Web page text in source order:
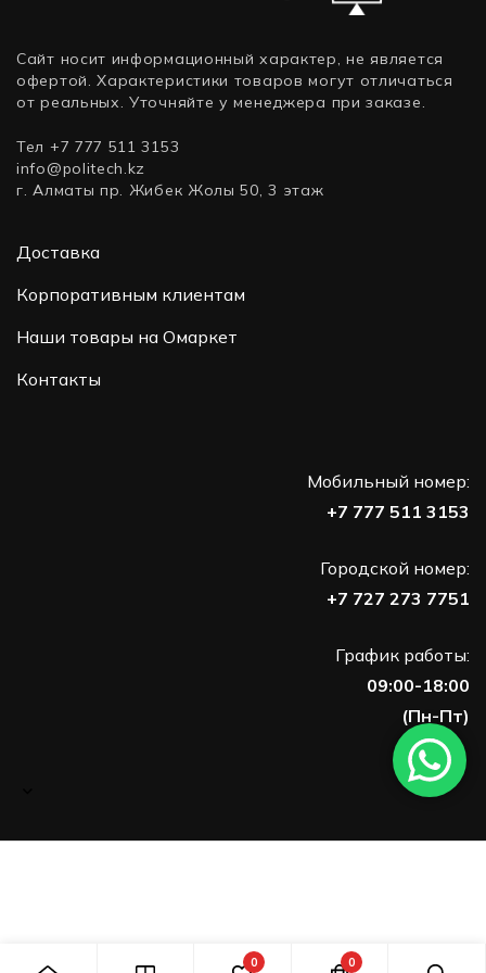
Сайт носит информационный характер, не является
офертой. Характеристики товаров могут отличаться
от реальных. Уточняйте у менеджера при заказе.
Тел +7 777 511 3153
info@politech.kz
г. Алматы пр. Жибек Жолы 50, 3 этаж
Доставка
Корпоративным клиентам
Наши товары на Омаркет
Контакты
Мобильный номер:
+7 777 511 3153
Городской номер:
+7 727 273 7751
График работы:
09:00-18:00
(Пн-Пт)
0 0